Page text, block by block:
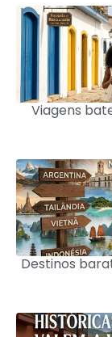
Viagens
Destinos